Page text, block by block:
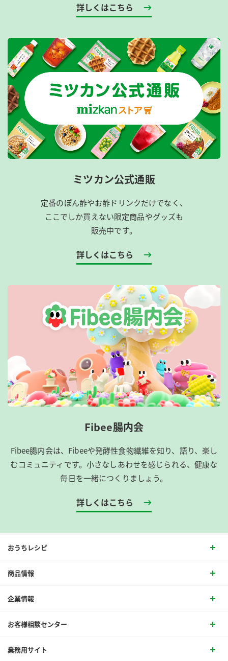
詳しくはこちら
ミツカン公式通販
定番のぽん酢やお酢ドリンクだけでなく、
ここでしか買えない限定商品やグッズも
販売中です。
詳しくはこちら
Fibee腸内会
Fibee腸内会は、​Fibeeや発酵性食物繊維を知り、語り、楽し
むコミュニティです。​小さなしあわせを感じられる、健康な
毎日を一緒につくりましょう。
詳しくはこちら
おうちレシピ
商品情報
企業情報
お客様相談センター
業務用サイト